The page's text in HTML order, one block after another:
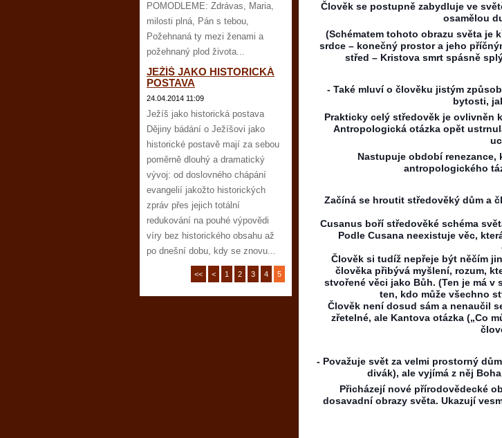
POMODLEME: Zdrávas, Maria,
milosti plná, Pán s tebou,
Požehnaná ty mezi ženami a
požehnaný plod života...
JEŽÍŠ JAKO HISTORICKÁ
POSTAVA
24.04.2014 11:09
Ježíš jako historická postava
Dějiny bádání o Ježíšovi jako
historické postavě mají za sebou
poměrně dlouhý a dramatický
vývoj: od doslovného chápání
evangelií jakožto historických
zpráv přes jejich totální
redukování na pouhé výpovědi
víry bez historického obsahu až
po dnešní dobu, kdy se znovu...
<< < 1 2 3 4 5
Člověk se postupně zabydluje ve
osamělou
(Schématem tohoto obrazu světa je
srdce – konečný prostor a jeho
střed – Kristova smrt spásně
- Také mluví o člověku jistým
bytosti,
Prakticky celý středověk je ovlivněn
Antropologická otázka opět
Nastupuje období
antropologického
Začíná se hroutit středověký dům a
Cusanus boří středověké schéma
Podle Cusana neexistuje věc,
Člověk si tudíž nepřeje být něčím
člověka přibývá myšlení, rozum,
stvořené věci jako Bůh. (Ten je má
ten, kdo může všechno
Člověk není dosud sám a nenaučil
zřetelné, ale Kantova otázka („Co
- Považuje svět za velmi prostorný
divák), ale vyjímá z něj
Přicházejí nové přírodovědecké
dosavadní obrazy světa. Ukazují